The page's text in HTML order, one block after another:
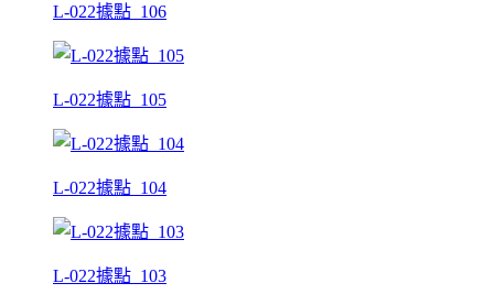
L-022據點_106
L-022據點_105
L-022據點_104
L-022據點_103